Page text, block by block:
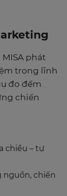
phát
trong lĩnh
đo đếm
chiến
chiều – tự
nguồn, chiến